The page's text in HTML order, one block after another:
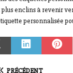
enclins à revenir
personnalisée
PRÉCÉDENT